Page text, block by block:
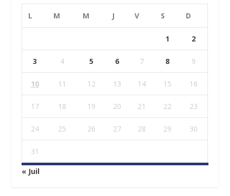
L M M J V S D
1 2
3 4 5 6 7 8 9
10 11 12 13 14 15 16
17 18 19 20 21 22 23
24 25 26 27 28 29 30
31
« Juil